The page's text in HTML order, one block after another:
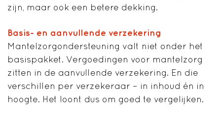
zijn, maar ook een betere dekking.
Basis- en aanvullende verzekering
Mantelzorgondersteuning valt niet onder het
basispakket. Vergoedingen voor mantelzorg
zitten in de aanvullende verzekering. En die
verschillen per verzekeraar – in inhoud én in
hoogte. Het loont dus om goed te vergelijken.